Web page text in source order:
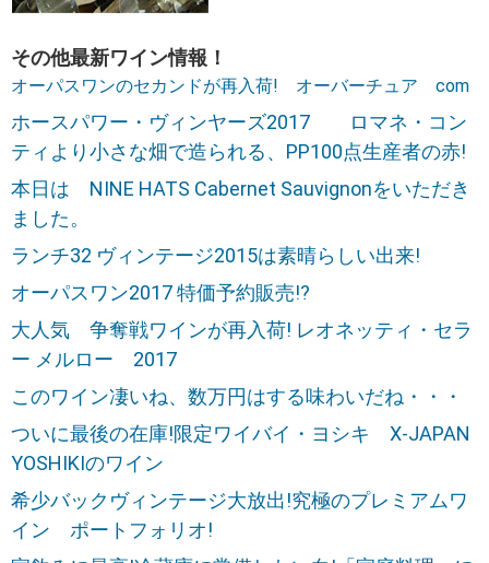
その他最新ワイン情報！
オーパスワンのセカンドが再入荷! オーバーチュア com
ホースパワー・ヴィンヤーズ2017 ロマネ・コン
ティより小さな畑で造られる、PP100点生産者の赤!
本日は NINE HATS Cabernet Sauvignonをいただき
ました。
ランチ32 ヴィンテージ2015は素晴らしい出来!
オーパスワン2017 特価予約販売!?
大人気 争奪戦ワインが再入荷! レオネッティ・セラ
ー メルロー 2017
このワイン凄いね、数万円はする味わいだね・・・
ついに最後の在庫!限定ワイバイ・ヨシキ X-JAPAN
YOSHIKIのワイン
希少バックヴィンテージ大放出!究極のプレミアムワ
イン ポートフォリオ!